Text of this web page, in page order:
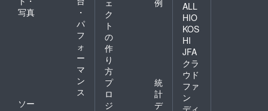
写真
・
パ
フ
ォ
ー
マ
ン
ス
ソー
ク
ト
の
作
り
方
プ
ロ
ジ
統
計
デ
ALL
HIO
KOS
HI
JFA
クラ
ウド
ファ
ン
ディ